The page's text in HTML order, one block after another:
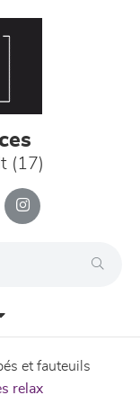
(17)
et fauteuils
relax